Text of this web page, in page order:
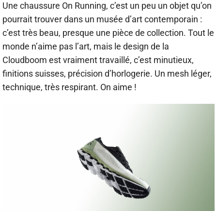
Une chaussure On Running, c’est un peu un objet qu’on
pourrait trouver dans un musée d’art contemporain :
c’est très beau, presque une pièce de collection. Tout le
monde n’aime pas l’art, mais le design de la
Cloudboom est vraiment travaillé, c’est minutieux,
finitions suisses, précision d’horlogerie. Un mesh léger,
technique, très respirant. On aime !